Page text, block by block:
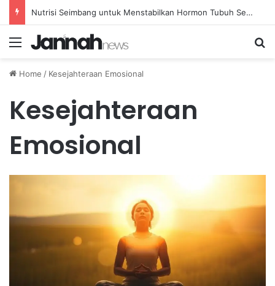
Nutrisi Seimbang untuk Menstabilkan Hormon Tubuh Secara Alami dan Aman Setiap Hari
Menu
Home / Kesejahteraan Emosional
Kesejahteraan
Emosional